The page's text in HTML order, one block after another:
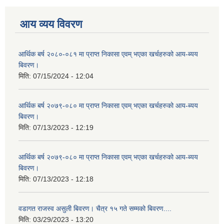
आय व्यय विवरण
आर्थिक बर्ष २०८०-०८१ मा प्राप्त निकासा एवम् भएका खर्चहरुको आय-ब्यय
बिवरण।
मिति: 07/15/2024 - 12:04
आर्थिक बर्ष २०७९-०८० मा प्राप्त निकासा एवम् भएका खर्चहरुको आय-ब्यय
बिवरण।
मिति: 07/13/2023 - 12:19
आर्थिक बर्ष २०७९-०८० मा प्राप्त निकासा एवम् भएका खर्चहरुको आय-ब्यय
बिवरण।
मिति: 07/13/2023 - 12:18
वडागत राजस्व असुली बिवरण। चैत्र १५ गते सम्मको बिवरण....
मिति: 03/29/2023 - 13:20